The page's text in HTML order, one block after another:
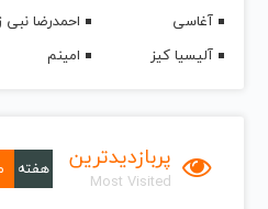
آغاسی
احمدرضا نبی
آلیسیا کیز
امینم
پربازدیدترین
Most Visited
هفته